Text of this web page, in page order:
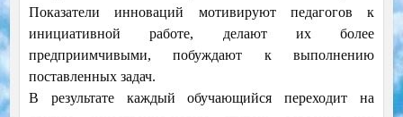
Показатели инноваций мотивируют педагогов к
инициативной работе, делают их более
предприимчивыми, побуждают к выполнению
поставленных задач.
В результате каждый обучающийся переходит на